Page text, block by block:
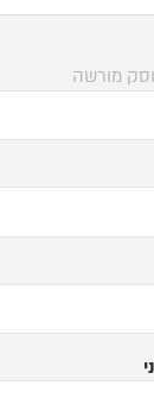
מורשה